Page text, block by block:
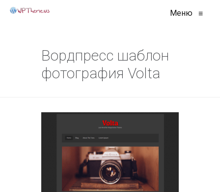
Меню ≡
Вордпресс шаблон
фотография Volta